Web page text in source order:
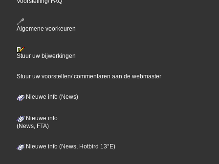
Algemene voorkeuren
Stuur uw bijwerkingen
Stuur uw voorstellen/ commentaren aan de webmaster
Nieuwe info (News)
Nieuwe info
(News, FTA)
Nieuwe info (News, Hotbird 13°E)